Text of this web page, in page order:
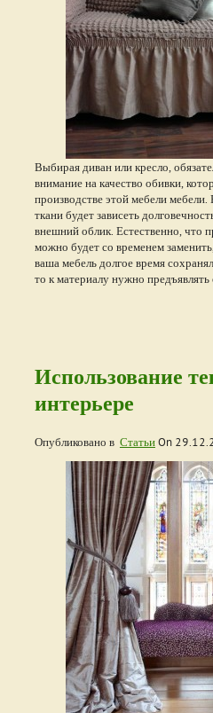
Выбирая диван или кресло,
внимание на качество обивки,
производстве этой мебели
ткани будет зависеть
внешний облик. Естественно, что
можно будет со временем
ваша мебель долгое время
то к материалу нужно предъявлять
Использование
интерьере
Опубликовано в СтатьиOn